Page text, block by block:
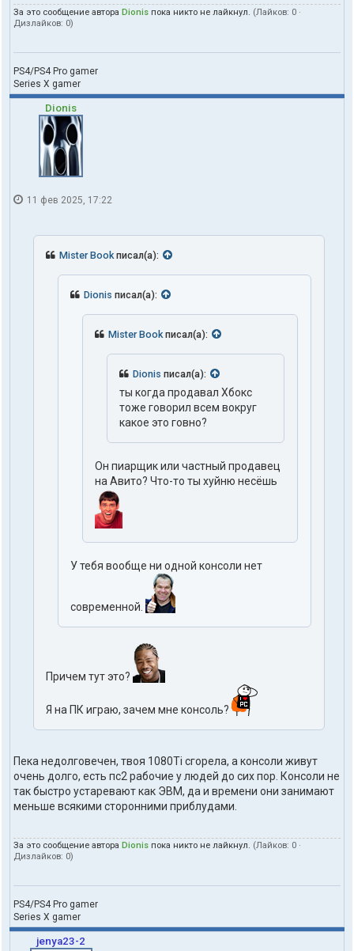
За это сообщение автора Dionis пока никто не лайкнул. (Лайков: 0 ·
Дизлайков: 0)
PS4/PS4 Pro gamer
Series X gamer
Dionis
11 фев 2025, 17:22
Mister Book писал(а):
Dionis писал(а):
Mister Book писал(а):
Dionis писал(а):
ты когда продавал Хбокс
тоже говорил всем вокруг
какое это говно?
Он пиарщик или частный продавец
на Авито? Что-то ты хуйню несёшь
У тебя вообще ни одной консоли нет
современной.
Причем тут это?
Я на ПК играю, зачем мне консоль?
Пека недолговечен, твоя 1080Ti сгорела, а консоли живут
очень долго, есть пс2 рабочие у людей до сих пор. Консоли не
так быстро устаревают как ЭВМ, да и времени они занимают
меньше всякими сторонними приблудами.
За это сообщение автора Dionis пока никто не лайкнул. (Лайков: 0 ·
Дизлайков: 0)
PS4/PS4 Pro gamer
Series X gamer
jenya23-2